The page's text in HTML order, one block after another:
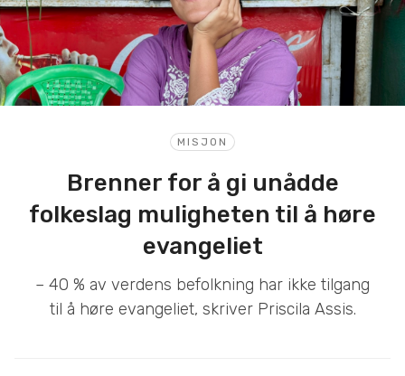
MISJON
Brenner for å gi unådde
folkeslag muligheten til å høre
evangeliet
– 40 % av verdens befolkning har ikke tilgang
til å høre evangeliet, skriver Priscila Assis.